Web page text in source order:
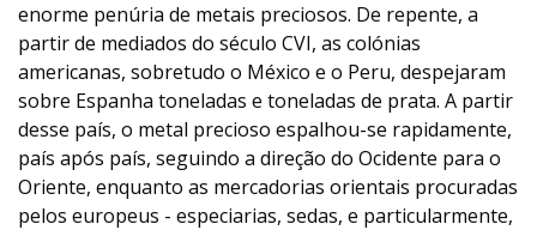
enorme penúria de metais preciosos. De repente, a
partir de mediados do século CVI, as colónias
americanas, sobretudo o México e o Peru, despejaram
sobre Espanha toneladas e toneladas de prata. A partir
desse país, o metal precioso espalhou-se rapidamente,
país após país, seguindo a direção do Ocidente para o
Oriente, enquanto as mercadorias orientais procuradas
pelos europeus - especiarias, sedas, e particularmente,